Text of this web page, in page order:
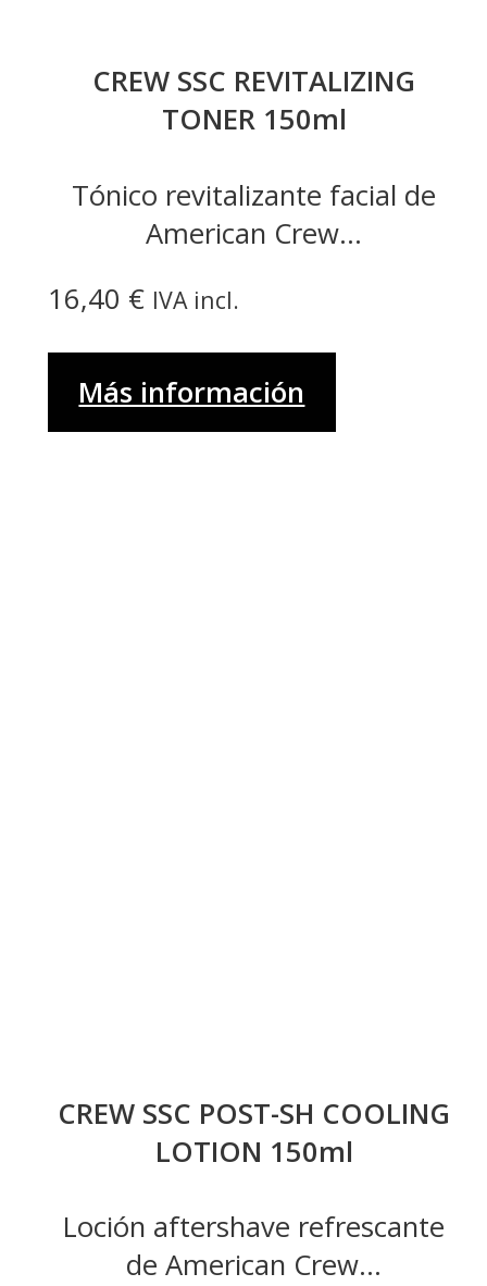
CREW SSC REVITALIZING
TONER 150ml
Tónico revitalizante facial de
American Crew...
16,40 € IVA incl.
Más información
CREW SSC POST-SH COOLING
LOTION 150ml
Loción aftershave refrescante
de American Crew...